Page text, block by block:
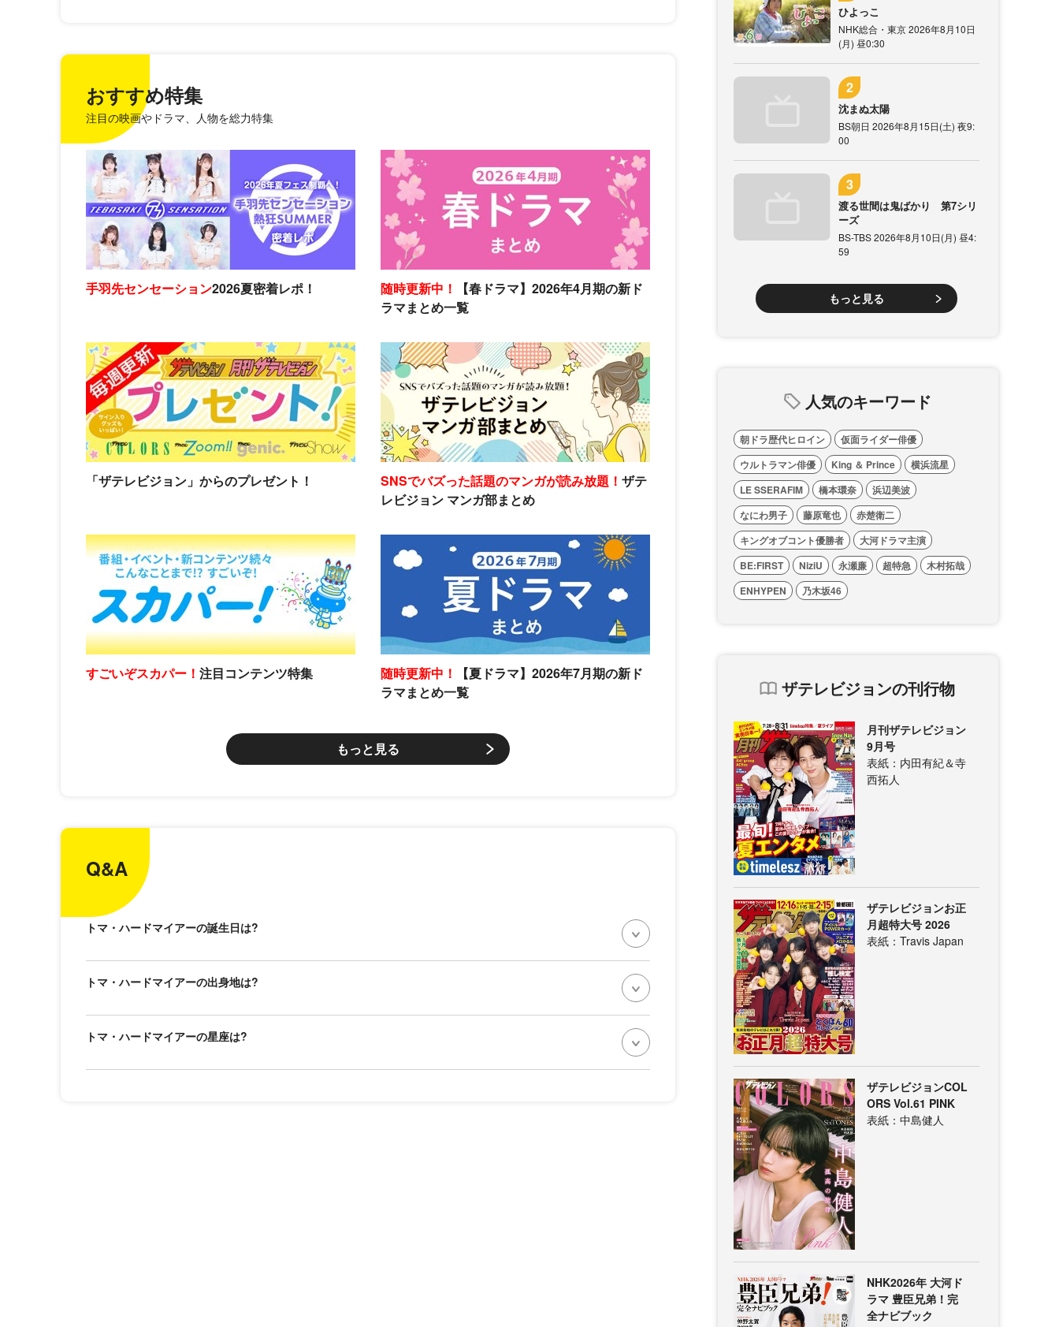
おすすめ特集
注目の映画やドラマ、人物を総力特集
手羽先センセーション2026夏密着レポ！ 随時更新中！
【春ドラマ】2026年4月期の新ド
ラマまとめ一覧
「ザテレビジョン」からのプレゼント！ SNSでバズった話題のマンガが読み放題！ ザテ
レビジョン マンガ部まとめ
すごいぞスカパー！ 注目コンテンツ特集 随時更新中！
【夏ドラマ】2026年7月期の新ド
ラマまとめ一覧
もっと見る
Q&A
トマ・ハードマイアーの誕生日は?
トマ・ハードマイアーの出身地は?
トマ・ハードマイアーの星座は?
ひよっこ
NHK総合・東京 2026年8月10日
(月) 昼0:30
沈まぬ太陽
BS朝日 2026年8月15日(土) 夜9:
00
渡る世間は鬼ばかり 第7シリ
ーズ
BS-TBS 2026年8月10日(月) 昼4:
59
もっと見る
人気のキーワード
朝ドラ歴代ヒロイン
仮面ライダー俳優
ウルトラマン俳優
King ＆ Prince
横浜流星
LE SSERAFIM
橋本環奈
浜辺美波
なにわ男子
藤原竜也
赤楚衛二
キングオブコント優勝者
大河ドラマ主演
BE:FIRST
NiziU 永瀬廉 超特急
木村拓哉
ENHYPEN
乃木坂46
ザテレビジョンの刊行物
月刊ザテレビジョン
9月号
表紙：内田有紀＆寺
西拓人
ザテレビジョンお正
月超特大号 2026
表紙：Travis Japan
ザテレビジョンCOL
ORS Vol.61 PINK
表紙：中島健人
NHK2026年 大河ド
ラマ 豊臣兄弟！完
全ナビブック